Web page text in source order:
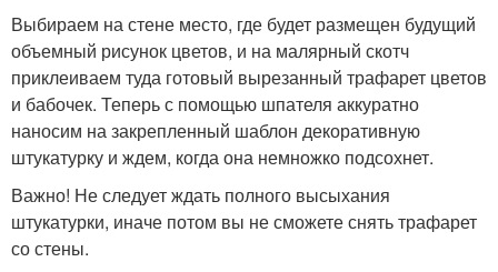
Выбираем на стене место, где будет размещен будущий
объемный рисунок цветов, и на малярный скотч
приклеиваем туда готовый вырезанный трафарет цветов
и бабочек. Теперь с помощью шпателя аккуратно
наносим на закрепленный шаблон декоративную
штукатурку и ждем, когда она немножко подсохнет.
Важно! Не следует ждать полного высыхания
штукатурки, иначе потом вы не сможете снять трафарет
со стены.